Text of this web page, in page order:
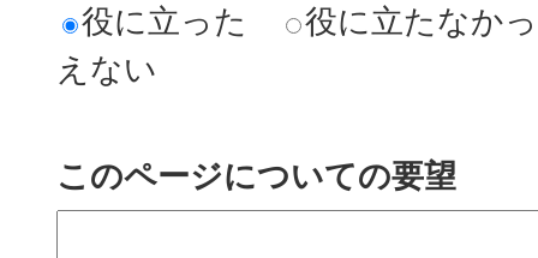
役に立った
役に立たなか
えない
このページについての要望